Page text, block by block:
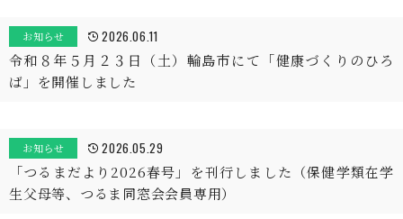
お知らせ 2026.06.11
令和８年５月２３日（土）輪島市にて「健康づくりのひろ
ば」を開催しました
お知らせ 2026.05.29
「つるまだより2026春号」を刊行しました（保健学類在学
生父母等、つるま同窓会会員専用）